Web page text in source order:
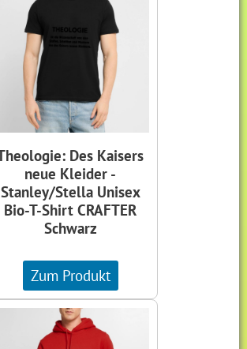
Des Kaisers
neue Kleider -
Stanley/Stella Unisex
Bio-T-Shirt CRAFTER
Schwarz
Zum Produkt